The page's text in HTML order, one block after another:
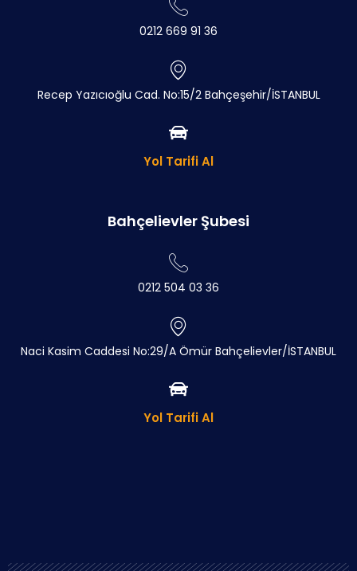
0212 669 91 36
Recep Yazıcıoğlu Cad. No:15/2 Bahçeşehir/İSTANBUL
Yol Tarifi Al
Bahçelievler Şubesi
0212 504 03 36
Naci Kasim Caddesi No:29/A Ömür Bahçelievler/İSTANBUL
Yol Tarifi Al